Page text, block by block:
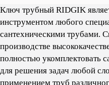
Ключ трубный RIDGIK
инструментом любого
сантехническими трубами.
производстве
полностью укомплектовать
для решения задач любой
применением труб